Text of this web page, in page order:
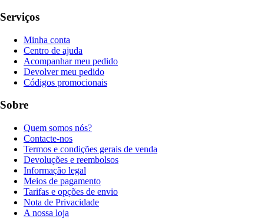
Serviços
Minha conta
Centro de ajuda
Acompanhar meu pedido
Devolver meu pedido
Códigos promocionais
Sobre
Quem somos nós?
Contacte-nos
Termos e condições gerais de venda
Devoluções e reembolsos
Informação legal
Meios de pagamento
Tarifas e opções de envio
Nota de Privacidade
A nossa loja